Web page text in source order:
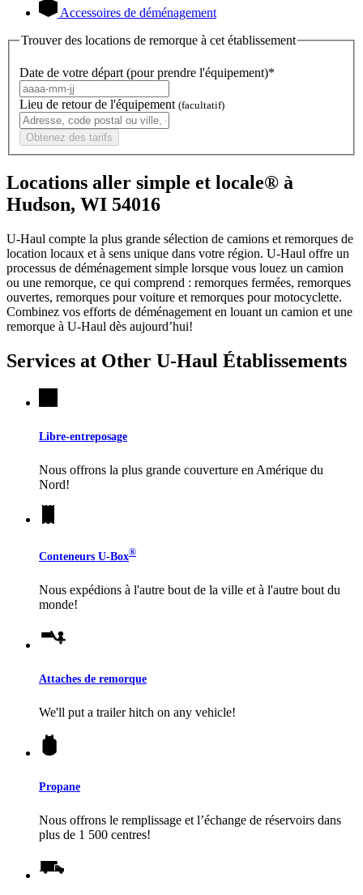
Accessoires de déménagement
Trouver des locations de remorque à cet établissement
Date de votre départ (pour prendre l'équipement)*
Lieu de retour de l'équipement (facultatif)
Obtenez des tarifs
Locations aller simple et locale® à
Hudson, WI 54016
U-Haul compte la plus grande sélection de camions et remorques de
location locaux et à sens unique dans votre région. U-Haul offre un
processus de déménagement simple lorsque vous louez un camion
ou une remorque, ce qui comprend : remorques fermées, remorques
ouvertes, remorques pour voiture et remorques pour motocyclette.
Combinez vos efforts de déménagement en louant un camion et une
remorque à U-Haul dès aujourd’hui!
Services at Other U-Haul Établissements
Libre-entreposage
Nous offrons la plus grande couverture en Amérique du
Nord!
Conteneurs U-Box®
Nous expédions à l'autre bout de la ville et à l'autre bout du
monde!
Attaches de remorque
We'll put a trailer hitch on any vehicle!
Propane
Nous offrons le remplissage et l’échange de réservoirs dans
plus de 1 500 centres!